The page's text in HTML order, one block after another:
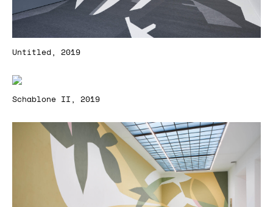
Untitled, 2019
Schablone II, 2019